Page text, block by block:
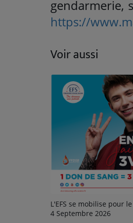
gendarmerie,
https://
Voir aussi
L'EFS se mobilise pour
4 Septembre 2026